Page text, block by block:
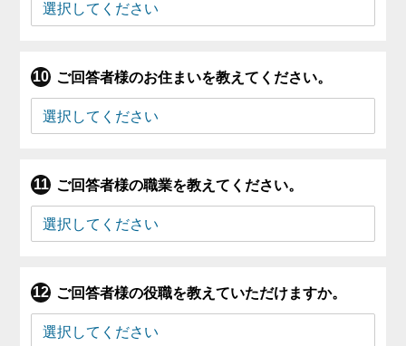
ご回答者様のお住まいを教えてください。
ご回答者様の職業を教えてください。
ご回答者様の役職を教えていただけますか。